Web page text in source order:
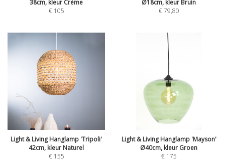
38cm, kleur Crème
€ 105
Ø18cm, kleur Bruin
€79,80
Light & Living Hanglamp 'Tripoli'
42cm, kleur Naturel
€ 155
Light & Living Hanglamp 'Mayson'
Ø40cm, kleur Groen
€ 175